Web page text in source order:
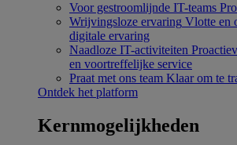
Voor gestroomlijnde IT-teams
Wrijvingsloze ervaring Vlotte en
digitale ervaring
Naadloze IT-activiteiten
en voortreffelijke service
Praat met ons team Klaar om te
Ontdek het platform
Kernmogelijkheden